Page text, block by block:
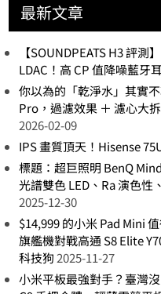
最新文章
【SOUNDPEATS H3 評
LDAC！高 CP 值降噪藍牙
你以為的「乾淨水」其實
Pro，過濾效果 ＋ 濾心大
2026-02-09
IPS 畫質頂天！Hisense
標題：超巨照明 BenQ
光譜雙色 LED、Ra 演色
2025-12-30
$14,999 的小米 Pad Mini
旗艦機對戰高通 S8 Elite
科技狗 2025-11-27
小米平板最強對手？臺灣